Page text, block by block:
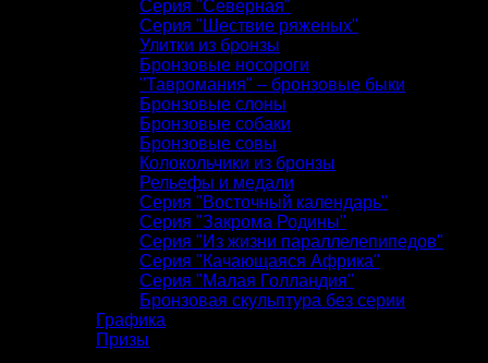
Серия "Северная"
Серия "Шествие ряженых"
Улитки из бронзы
Бронзовые носороги
"Тавромания" – бронзовые быки
Бронзовые слоны
Бронзовые собаки
Бронзовые совы
Колокольчики из бронзы
Рельефы и медали
Серия "Восточный календарь"
Серия "Закрома Родины"
Серия "Из жизни параллелепипедов"
Серия "Качающаяся Африка"
Серия "Малая Голландия"
Бронзовая скульптура без серии
Графика
Призы